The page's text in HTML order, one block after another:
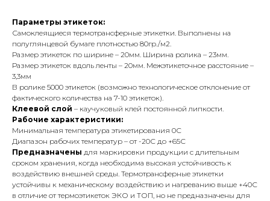
Параметры этикеток:
Самоклеящиеся термотрансферные этикетки. Выполнены на
полуглянцевой бумаге плотностью 80гр./м2.
Размер этикеток по ширине – 20мм. Ширина ролика – 23мм.
Размер этикеток вдоль ленты – 20мм. Межэтикеточное расстояние –
3,3мм
В ролике 5000 этикеток (возможно технологическое отклонение от
фактического количества на 7-10 этикеток).
Клеевой слой – каучуковый клей постоянной липкости.
Рабочие характеристики:
Минимальная температура этикетирования 0С
Диапазон рабочих температур – от -20С до +65С
Предназначены для маркировки продукции с длительным
сроком хранения, когда необходима высокая устойчивость к
воздействию внешней среды. Термотрансферные этикетки
устойчивы к механическому воздействию и нагреванию выше +40С
в отличие от термоэтикеток ЭКО и ТОП, но не предназначены для